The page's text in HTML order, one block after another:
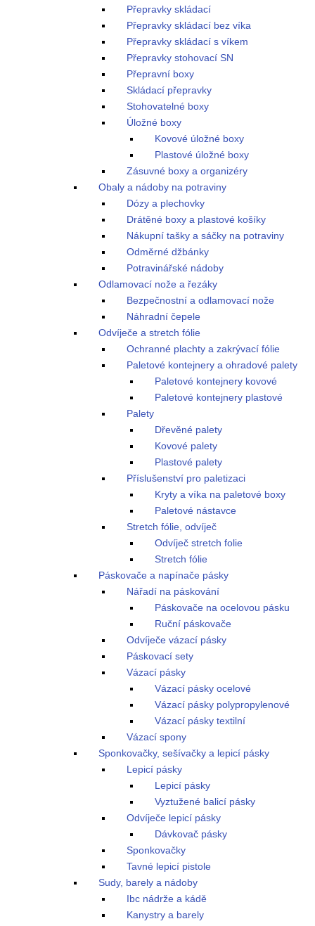
Přepravky skládací
Přepravky skládací bez víka
Přepravky skládací s víkem
Přepravky stohovací SN
Přepravní boxy
Skládací přepravky
Stohovatelné boxy
Úložné boxy
Kovové úložné boxy
Plastové úložné boxy
Zásuvné boxy a organizéry
Obaly a nádoby na potraviny
Dózy a plechovky
Drátěné boxy a plastové košíky
Nákupní tašky a sáčky na potraviny
Odměrné džbánky
Potravinářské nádoby
Odlamovací nože a řezáky
Bezpečnostní a odlamovací nože
Náhradní čepele
Odvíječe a stretch fólie
Ochranné plachty a zakrývací fólie
Paletové kontejnery a ohradové palety
Paletové kontejnery kovové
Paletové kontejnery plastové
Palety
Dřevěné palety
Kovové palety
Plastové palety
Příslušenství pro paletizaci
Kryty a víka na paletové boxy
Paletové nástavce
Stretch fólie, odvíječ
Odvíječ stretch folie
Stretch fólie
Páskovače a napínače pásky
Nářadí na páskování
Páskovače na ocelovou pásku
Ruční páskovače
Odvíječe vázací pásky
Páskovací sety
Vázací pásky
Vázací pásky ocelové
Vázací pásky polypropylenové
Vázací pásky textilní
Vázací spony
Sponkovačky, sešívačky a lepicí pásky
Lepicí pásky
Lepicí pásky
Vyztužené balicí pásky
Odvíječe lepicí pásky
Dávkovač pásky
Sponkovačky
Tavné lepicí pistole
Sudy, barely a nádoby
Ibc nádrže a kádě
Kanystry a barely